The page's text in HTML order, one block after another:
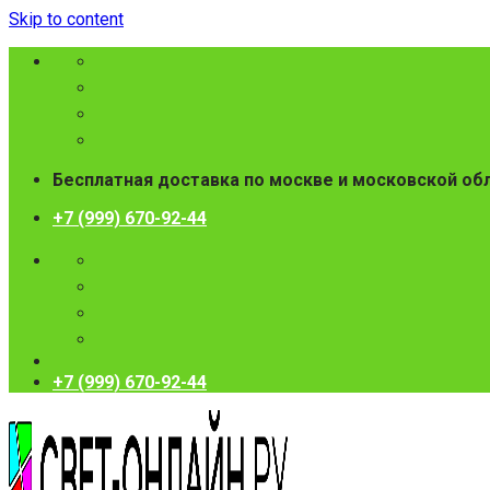
Skip to content
Бесплатная доставка по москве и московской
+7 (999) 670-92-44
+7 (999) 670-92-44